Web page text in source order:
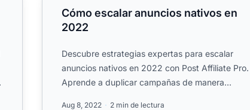
Cómo escalar anuncios nativos en
2022
Descubre estrategias expertas para escalar
anuncios nativos en 2022 con Post Affiliate Pro.
Aprende a duplicar campañas de manera
Aug 8, 2022 2 min de lectura